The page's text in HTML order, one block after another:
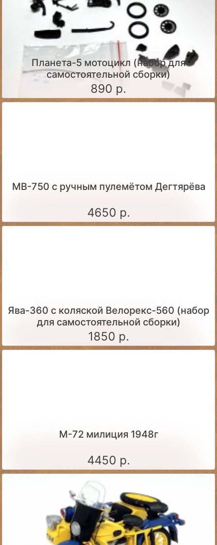
Планета-5 мотоцикл (набор для
самостоятельной сборки)
890 р.
МВ-750 с ручным пулемётом Дегтярёва
4650 р.
Ява-360 c коляской Велорекс-560 (набор
для самостоятельной сборки)
1850 р.
М-72 милиция 1948г
4450 р.